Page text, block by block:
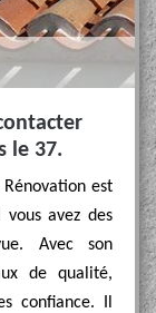
le 37.
est
avez des
Avec son
de qualité,
confiance. Il